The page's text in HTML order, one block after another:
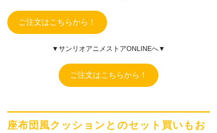
ご注文はこちらから！
▼サンリオアニメストアONLINEへ▼
ご注文はこちらから！
座布団風クッションとのセット買いもお